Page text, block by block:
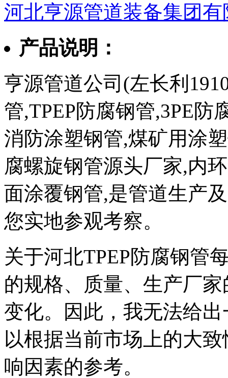
河北亨源管道装备集团有
产品说明：
亨源管道公司(左长利
管,TPEP防腐钢管,3PE
消防涂塑钢管,煤矿用涂
腐螺旋钢管源头厂家,内
面涂覆钢管,是管道生产
您实地参观考察。
关于河北TPEP防腐钢管
的规格、质量、生产厂
变化。因此，我无法给
以根据当前市场上的大
响因素的参考。